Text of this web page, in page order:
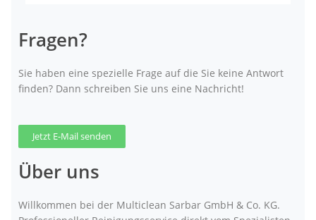
Fragen?
Sie haben eine spezielle Frage auf die Sie keine Antwort
finden? Dann schreiben Sie uns eine Nachricht!
Jetzt E-Mail senden
Über uns
Willkommen bei der Multiclean Sarbar GmbH & Co. KG.